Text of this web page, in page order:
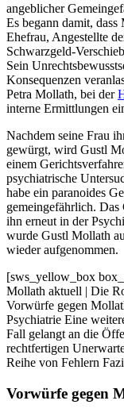
angeblicher
Es begann damit, dass
Ehefrau, Angestellte
Schwarzgeld-
Sein
Konsequenzen
Petra Mollath, bei der
interne Ermittlungen
Nachdem seine Frau
gewürgt, wird Gustl
einem
psychiatrische
habe ein paranoides
gemeingefährlich.
ihn erneut in der
wurde Gustl Mollath
wieder aufgenommen.
[sws_yellow_box
Mollath aktuell | Die
Vorwürfe gegen
Psychiatrie Eine
Fall gelangt an die
rechtfertigen
Reihe von Fehlern
Vorwürfe gegen